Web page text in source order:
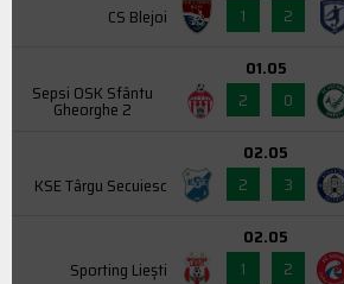
CS Blejoi
1
2
Sepsi OSK Sfântu
Gheorghe 2
01.05
2
0
KSE Târgu Secuiesc
02.05
2
3
Sporting Liești
02.05
1
2